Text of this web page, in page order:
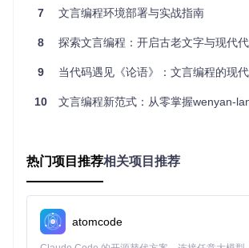
个步骤搭建开发环境：
1. 安装基础依赖
🟢 确保系统已安装Node.js（v14+）环境，
2. 获取项目代码
git clone
cd
7 文言编程环境部署与实战指南
8 探索文言编程：开启古老文字与现代
9 当代码遇见《论语》：文言编程的现
10 文言编程新范式：从零掌握wenyan-
热门项目推荐相关项目推荐
atomcode